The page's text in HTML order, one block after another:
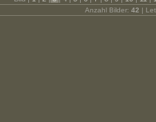
Anzahl Bilder: 42 |